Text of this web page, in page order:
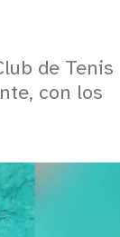
de Tenis
con los